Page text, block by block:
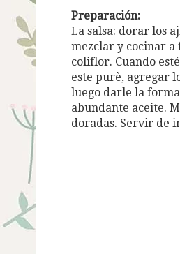
Preparación:
La salsa: dorar los
mezclar y cocinar a
coliflor. Cuando
este purè, agregar
luego darle la
abundante aceite.
doradas. Servir de